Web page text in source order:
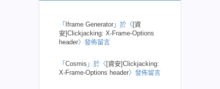
「 Iframe Generator 」於〈 [資
安]Clickjacking: X-Frame-Options
header〉發佈留言
「 Cosmis 」於〈 [資安]Clickjacking:
X-Frame-Options header〉發佈留言